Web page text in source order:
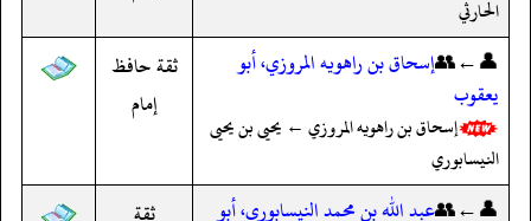
الحارثي
👤←👥إسحاق بن راهويه المروزي، أبو
يعقوب
إسحاق بن راهويه المروزي ← يحيى بن يحيى
النيسابوري
ثقة حافظ
إمام
👤←👥عبد الله بن محمد النيسابوري، أبو